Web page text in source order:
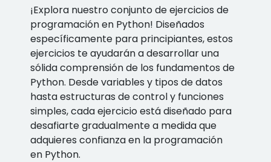
¡Explora nuestro conjunto de ejercicios de
programación en Python! Diseñados
específicamente para principiantes, estos
ejercicios te ayudarán a desarrollar una
sólida comprensión de los fundamentos de
Python. Desde variables y tipos de datos
hasta estructuras de control y funciones
simples, cada ejercicio está diseñado para
desafiarte gradualmente a medida que
adquieres confianza en la programación
en Python.